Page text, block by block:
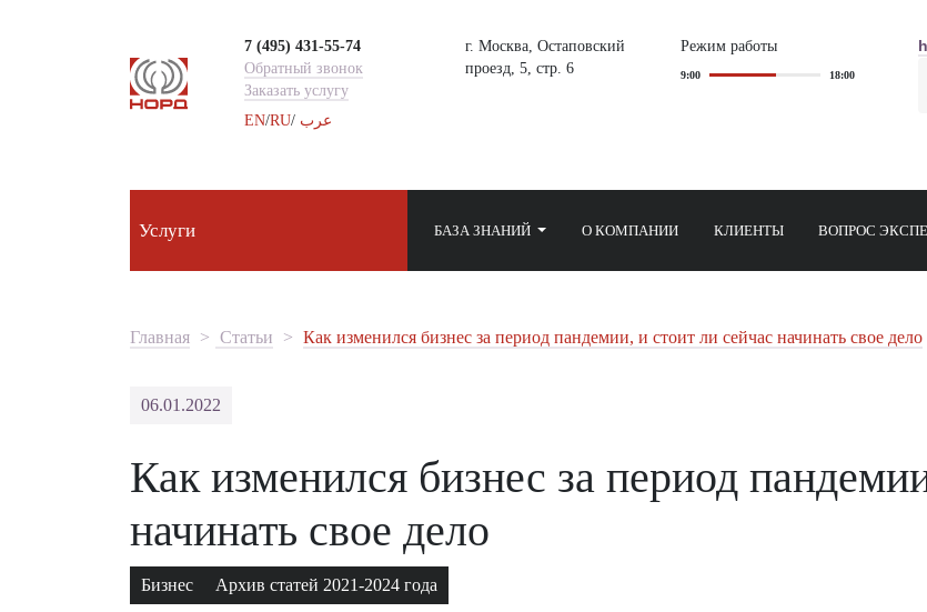
7 (495) 431-55-74
Обратный звонок
Заказать услугу
EN/RU/ عرب
г. Москва, Остаповский
проезд, 5, стр. 6
Режим работы
9:00 18:00
Услуги БАЗА ЗНАНИЙ О КОМПАНИИ КЛИЕНТЫ ВОПРОС
Главная Статьи Как изменился бизнес за период пандемии, и стоит ли сейчас начинать свое дело
06.01.2022
Как изменился бизнес за период
начинать свое дело
Бизнес Архив статей 2021-2024 года